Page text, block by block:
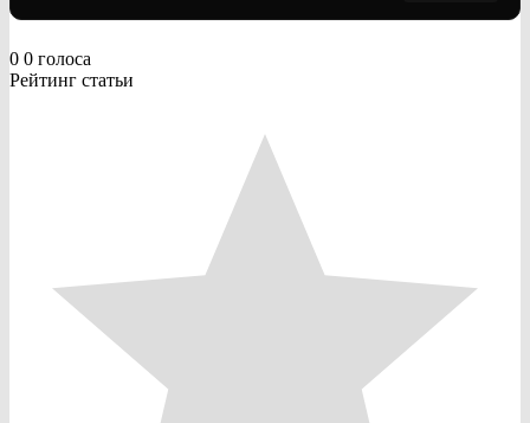
0 0 голоса
Рейтинг статьи